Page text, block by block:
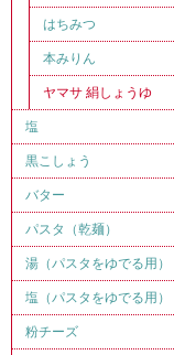
はちみつ
本みりん
ヤマサ 絹しょうゆ
塩
黒こしょう
バター
パスタ（乾麺）
湯（パスタをゆでる用）
塩（パスタをゆでる用）
粉チーズ